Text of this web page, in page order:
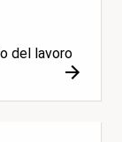
del lavoro